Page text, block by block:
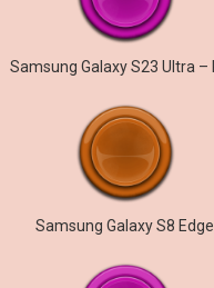
Samsung Galaxy S8 Edge